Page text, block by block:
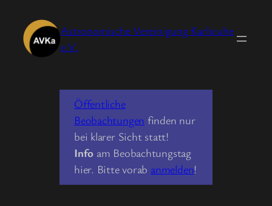
Inhalt
springen
Astronomische Vereinigung Karlsruhe
e.V.
Öffentliche
Beobachtungen finden nur
bei klarer Sicht statt!
Info am Beobachtungstag
hier. Bitte vorab anmelden!